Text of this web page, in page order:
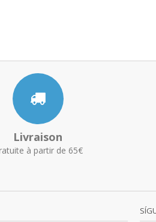
Livraison
à partir de 65€